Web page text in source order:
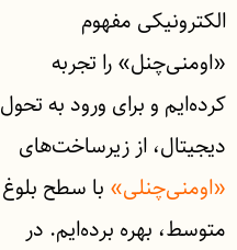
الکترونیکی مفهوم
«اومنی‌چنل» را تجربه
کرده‌ایم و برای ورود به تحول
دیجیتال، از زیرساخت‌های
«اومنی‌چنلی» با سطح بلوغ
متوسط، بهره برده‌ایم. در